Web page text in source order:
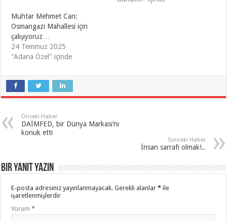
Muhtar Mehmet Can:
Osmangazi Mahallesi için
çalışıyoruz…
24 Temmuz 2025
"Adana Özel" içinde
Önceki Haber
DAİMFED, bir Dünya Markası’nı
konuk etti
Sonraki Haber
İnsan sarrafı olmak!..
Bir yanıt yazın
E-posta adresiniz yayınlanmayacak. Gerekli alanlar* ile
işaretlenmişlerdir
Yorum*